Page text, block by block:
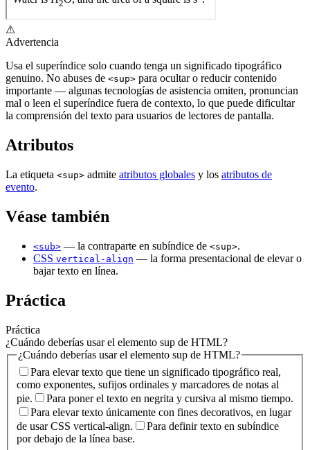
⚠
Advertencia
Usa el superíndice solo cuando tenga un significado tipográfico
genuino. No abuses de <sup> para ocultar o reducir contenido
importante — algunas tecnologías de asistencia omiten, pronuncian
mal o leen el superíndice fuera de contexto, lo que puede dificultar
la comprensión del texto para usuarios de lectores de pantalla.
Atributos
La etiqueta <sup> admite atributos globales y los atributos de
evento.
Véase también
<sub> — la contraparte en subíndice de <sup>.
CSS vertical-align — la forma presentacional de elevar o
bajar texto en línea.
Práctica
Práctica
¿Cuándo deberías usar el elemento sup de HTML?
¿Cuándo deberías usar el elemento sup de HTML?
Para elevar texto que tiene un significado tipográfico real,
como exponentes, sufijos ordinales y marcadores de notas al
pie.
Para poner el texto en negrita y cursiva al mismo tiempo.
Para elevar texto únicamente con fines decorativos, en lugar
de usar CSS vertical-align.
Para definir texto en subíndice
por debajo de la línea base.